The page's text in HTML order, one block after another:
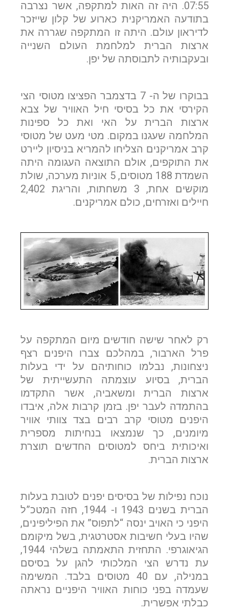
07:55. היה זה האות למתקפה, אשר נצרבה
בתודעה האמריקנית כארוע של קלון שייזכר
לדיראון עולם. היתה זו המתקפה שגררה את
ארצות הברית למלחמת העולם השנייה
ובעקבותיה לתבוסתה של יפן.
בבוקרו של ה- 7 בדצמבר הפציצו מטוסי הצי
הקירסי את כל בסיסי חיל האוויר של צבא
ארצות הברית על האי ואת כל ספינות
המלחמה שעגנו במקום. מטי מעט של מטוסי
קרב אמריקנים הצליחו להמריא בניסיון ליירט
את התוקפים, אולם התוצאה העגומה היתה
השמדת 188 מטוסים, 5 אוניות מערכה, שולת
מוקשים אחת, 3 משחתות, והריגת 2,402
חיילים ואזרחים, כולם אמריקנים.
רק לאחר שישה חודשים מיום המתקפה על
פרל הארבור, במהלכם צברו היפנים רצף
ניצחונות, נבלמו כוחותיהם על ידי בעלות
הברית, בסיוע עוצמתה התעשייתית של
ארצות הברית ומשאביה, אשר התקדמו
בהתמדה לעבר יפן. בזמן קרבות אלה, איבדו
היפנים מטוסי קרב רבים בצד צוותי אוויר
מיומנים, כך שנמצאו בנחיתות מספרית
ואיכותית ביחס למטוסים החדשים תוצרת
ארצות הברית.
נוכח נפילות של בסיסים יפנים לטובת בעלות
הברית בשנים 1943 ו- 1944, חזה המטכ”ל
היפני כי האויב ינסה “לתפוס” את הפיליפינים,
שהיו בעלי חשיבות אסטרטגית, בשל מיקומם
הגיאוגרפי. התחזית התאמתה בשלהי 1944,
עת נדרש הצי המלכותי להגן על בסיסם
במנילה, עם 40 מטוסים בלבד. המשימה
שעמדה בפני כוחות האוויר היפניים נראתה
כבלתי אפשרית.